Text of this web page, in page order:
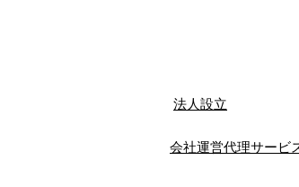
法人設立
会社運営代理サービ